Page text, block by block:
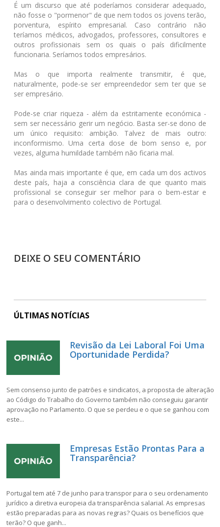
É um discurso que até poderíamos considerar adequado,
não fosse o "pormenor" de que nem todos os jovens terão,
porventura, espírito empresarial. Caso contrário não
teríamos médicos, advogados, professores, consultores e
outros profissionais sem os quais o país dificilmente
funcionaria. Seríamos todos empresários.
Mas o que importa realmente transmitir, é que,
naturalmente, pode-se ser empreendedor sem ter que se
ser empresário.
Pode-se criar riqueza - além da estritamente económica -
sem ser necessário gerir um negócio. Basta ser-se dono de
um único requisito: ambição. Talvez de mais outro:
inconformismo. Uma certa dose de bom senso e, por
vezes, alguma humildade também não ficaria mal.
Mas ainda mais importante é que, em cada um dos activos
deste país, haja a consciência clara de que quanto mais
profissional se conseguir ser melhor para o bem-estar e
para o desenvolvimento colectivo de Portugal.
DEIXE O SEU COMENTÁRIO
ÚLTIMAS NOTÍCIAS
Revisão da Lei Laboral Foi Uma
Oportunidade Perdida?
Sem consenso junto de patrões e sindicatos, a proposta de alteração
ao Código do Trabalho do Governo também não conseguiu garantir
aprovação no Parlamento. O que se perdeu e o que se ganhou com
este...
Empresas Estão Prontas Para a
Transparência?
Portugal tem até 7 de junho para transpor para o seu ordenamento
jurídico a diretiva europeia da transparência salarial. As empresas
estão preparadas para as novas regras? Quais os benefícios que
terão? O que ganh...